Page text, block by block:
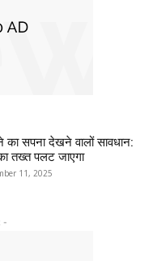
का सपना देखने वालों सावधान:
का तख्त पलट जाएगा
11, 2025
-